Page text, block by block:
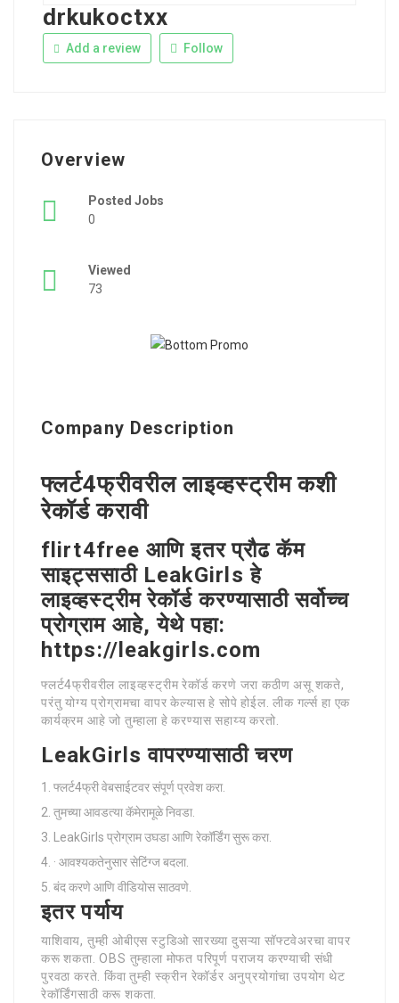
drkukoctxx
Add a review Follow
Overview
Posted Jobs
0
Viewed
73
Company Description
फ्लर्ट4फ्रीवरील लाइव्हस्ट्रीम कशी
रेकॉर्ड करावी
flirt4free आणि इतर प्रौढ कॅम
साइट्ससाठी LeakGirls हे
लाइव्हस्ट्रीम रेकॉर्ड करण्यासाठी सर्वोच्च
प्रोग्राम आहे, येथे पहा:
https://leakgirls.com
फ्लर्ट4फ्रीवरील लाइव्हस्ट्रीम रेकॉर्ड करणे जरा कठीण असू शकते,
परंतु योग्य प्रोग्रामचा वापर केल्यास हे सोपे होईल. लीक गर्ल्स हा एक
कार्यक्रम आहे जो तुम्हाला हे करण्यास सहाय्य करतो.
LeakGirls वापरण्यासाठी चरण
फ्लर्ट4फ्री वेबसाईटवर संपूर्ण प्रवेश करा.
तुमच्या आवडत्या कॅमेरामूळे निवडा.
LeakGirls प्रोग्राम उघडा आणि रेकॉर्डिंग सुरू करा.
· आवश्यकतेनुसार सेटिंग्ज बदला.
बंद करणे आणि वीडियोस साठवणे.
इतर पर्याय
याशिवाय, तुम्ही ओबीएस स्टुडिओ सारख्या दुसऱ्या सॉफ्टवेअरचा वापर
करू शकता. OBS तुम्हाला मोफत परिपूर्ण पराजय करण्याची संधी
पुरवठा करते. किंवा तुम्ही स्क्रीन रेकॉर्डर अनुप्रयोगांचा उपयोग थेट
रेकॉर्डिंगसाठी करू शकता.